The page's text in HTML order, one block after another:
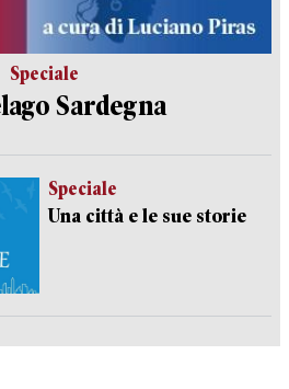
Speciale
Sardegna
Speciale
Una città e le sue storie